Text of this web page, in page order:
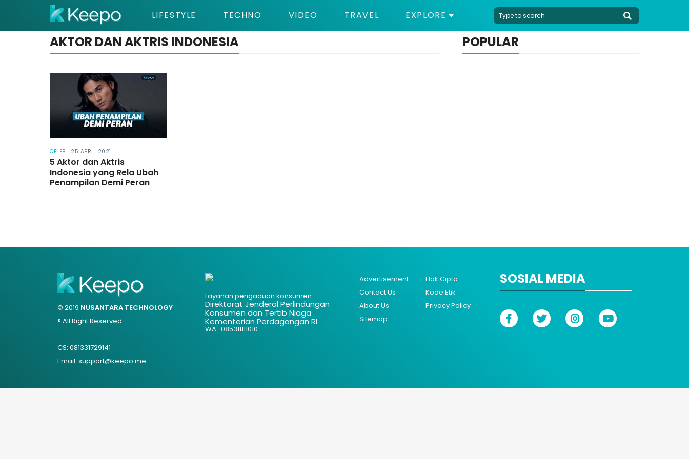
LIFESTYLE TECHNO VIDEO TRAVEL EXPLORE
AKTOR DAN AKTRIS INDONESIA
CELEB | 25 APRIL 2021
5 Aktor dan Aktris
Indonesia yang Rela Ubah
Penampilan Demi Peran
POPULAR
© 2019 NUSANTARA TECHNOLOGY
® All Right Reserved
CS: 081331729141
Email: support@keepo.me
Layanan pengaduan konsumen
Direktorat Jenderal Perlindungan
Konsumen dan Tertib Niaga
Kementerian Perdagangan RI
WA : 085311111010
Advertisement
Hak Cipta
Contact Us
Kode Etik
About Us
Privacy Policy
Sitemap
SOSIAL MEDIA